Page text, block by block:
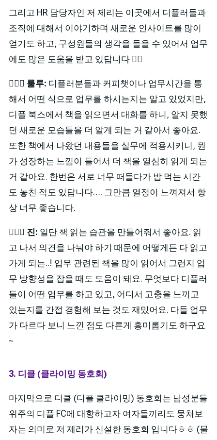
그리고 HR 담당자인 저 제리는 이곳에서 디플러들과
조직에 대해서 이야기하며 새로운 인사이트를 많이
얻기도 하고, 구성원들의 생각을 들을 수 있어서 업무
에도 많은 도움을 받고 있답니다 👍🏻
🙋🏻‍♂️ 룰루: 디플러분들과 커피챗이나 업무시간을 통
해서 어떤 식으로 업무를 하시는지는 알고 있었지만,
디플 북스에서 책을 읽으면서 대화를 하니, 알지 못했
던 새로운 모습들을 더 알게 되는 거 같아서 좋아요.
또한 책에서 나왔던 내용들을 실무에 적용시키니, 뭔
가 성장하는 느낌이 들어서 더 책을 열심히 읽게 되는
거 같아요. 한번은 서로 너무 떠들다가 밥 먹는 시간
도 놓친 적도 있답니다…. 그만큼 열정이 느껴져서 항
상 너무 좋습니다.
🙋🏻‍♀️ 진: 일단 책 읽는 습관을 만들어줘서 좋아요. 읽
고 나서 의견을 나눠야 하기 때문에 어떻게든 다 읽고
가게 되는..! 업무 관련된 책을 많이 읽어서 그런지 업
무 방향성을 잡을 때도 도움이 돼요. 무엇보다 디플러
들이 어떤 업무를 하고 있고, 어디서 고충을 느끼고
있는지를 간접 경험해 보는 것도 재밌어요. 다들 업무
가 다르다 보니 느낀 점도 다른게 흥미롭기도 하구요
~
3. 디클 (클라이밍 동호회)
마지막으로 디클 (디플 클라이밍) 동호회는 남성분들
위주의 디플 FC에 대항하고자 여자들끼리도 뭉쳐보
자는 의미로 저 제리가 신설한 동호회 입니다ㅎㅎ (물